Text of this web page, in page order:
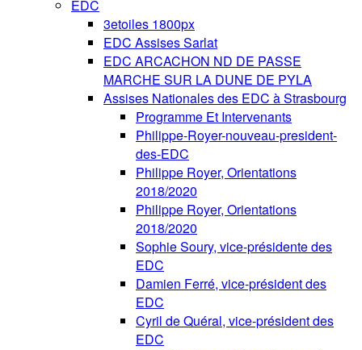
EDC
3etoiles 1800px
EDC Assises Sarlat
EDC ARCACHON ND DE PASSE
MARCHE SUR LA DUNE DE PYLA
Assises Nationales des EDC à Strasbourg
Programme Et Intervenants
Philippe-Royer-nouveau-president-
des-EDC
Philippe Royer, Orientations
2018/2020
Philippe Royer, Orientations
2018/2020
Sophie Soury, vice-présidente des
EDC
Damien Ferré, vice-président des
EDC
Cyril de Quéral, vice-président des
EDC